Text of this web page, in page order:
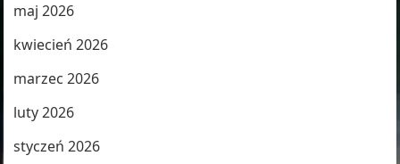
maj 2026
kwiecień 2026
marzec 2026
luty 2026
styczeń 2026